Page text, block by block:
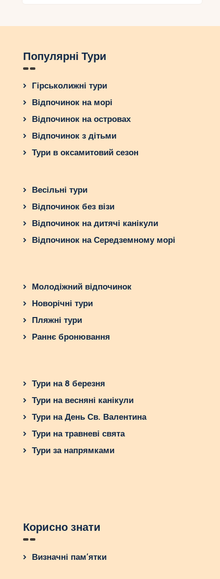
Популярні Тури
Гірськолижні тури
Відпочинок на морі
Відпочинок на островах
Відпочинок з дітьми
Тури в оксамитовий сезон
Весільні тури
Відпочинок без візи
Відпочинок на дитячі канікули
Відпочинок на Середземному морі
Молодіжний відпочинок
Новорічні тури
Пляжні тури
Раннє бронювання
Тури на 8 березня
Тури на весняні канікули
Тури на День Св. Валентина
Тури на травневі свята
Тури за напрямками
Корисно знати
Визначні пам’ятки